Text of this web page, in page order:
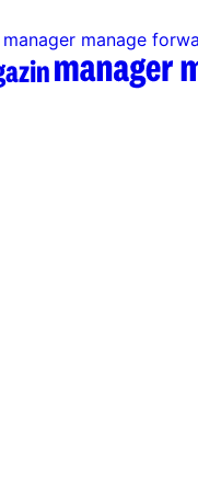
manage